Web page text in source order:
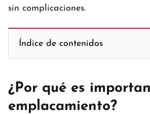
sin complicaciones.
Índice de contenidos
¿Por qué es
emplacamiento?